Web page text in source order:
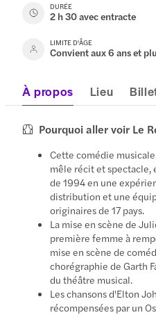
DURÉE
2 h 30 avec entracte
LIMITE D'ÂGE
Convient aux 6 ans et
À propos Lieu
Pourquoi aller voir Le
Cette comédie
mêle récit et spectacle,
de 1994 en une
distribution et une
originaires de 17 pays.
La mise en scène de
première femme à
mise en scène de
chorégraphie de Garth
du théâtre musical.
Les chansons d'Elton
récompensées par un